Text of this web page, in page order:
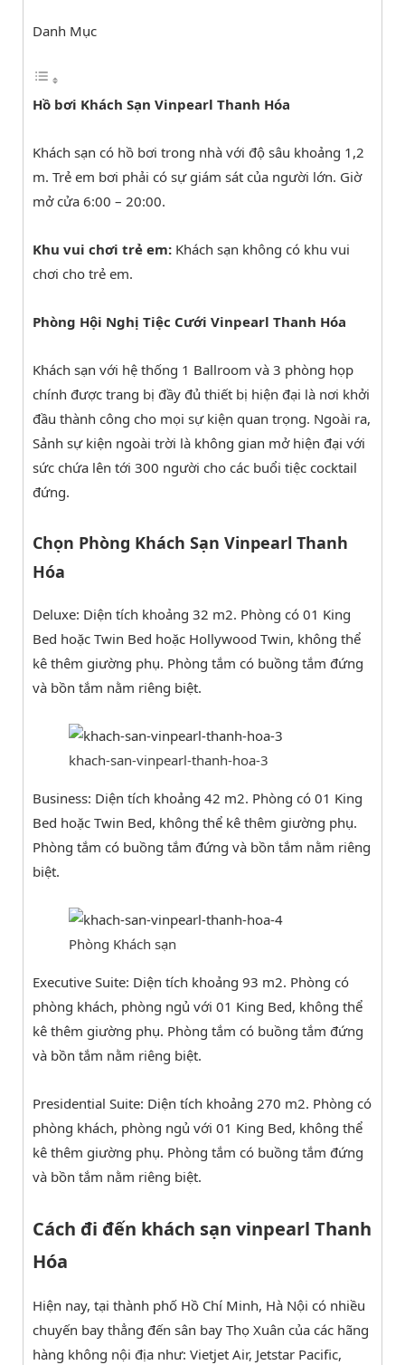
Danh Mục
Hồ bơi Khách Sạn Vinpearl Thanh Hóa
Khách sạn có hồ bơi trong nhà với độ sâu khoảng 1,2
m. Trẻ em bơi phải có sự giám sát của người lớn. Giờ
mở cửa 6:00 – 20:00.
Khu vui chơi trẻ em: Khách sạn không có khu vui
chơi cho trẻ em.
Phòng Hội Nghị Tiệc Cưới Vinpearl Thanh Hóa
Khách sạn với hệ thống 1 Ballroom và 3 phòng họp
chính được trang bị đầy đủ thiết bị hiện đại là nơi khởi
đầu thành công cho mọi sự kiện quan trọng. Ngoài ra,
Sảnh sự kiện ngoài trời là không gian mở hiện đại với
sức chứa lên tới 300 người cho các buổi tiệc cocktail
đứng.
Chọn Phòng Khách Sạn Vinpearl Thanh
Hóa
Deluxe: Diện tích khoảng 32 m2. Phòng có 01 King
Bed hoặc Twin Bed hoặc Hollywood Twin, không thể
kê thêm giường phụ. Phòng tắm có buồng tắm đứng
và bồn tắm nằm riêng biệt.
khach-san-vinpearl-thanh-hoa-3
Business: Diện tích khoảng 42 m2. Phòng có 01 King
Bed hoặc Twin Bed, không thể kê thêm giường phụ.
Phòng tắm có buồng tắm đứng và bồn tắm nằm riêng
biệt.
Phòng Khách sạn
Executive Suite: Diện tích khoảng 93 m2. Phòng có
phòng khách, phòng ngủ với 01 King Bed, không thể
kê thêm giường phụ. Phòng tắm có buồng tắm đứng
và bồn tắm nằm riêng biệt.
Presidential Suite: Diện tích khoảng 270 m2. Phòng có
phòng khách, phòng ngủ với 01 King Bed, không thể
kê thêm giường phụ. Phòng tắm có buồng tắm đứng
và bồn tắm nằm riêng biệt.
Cách đi đến khách sạn vinpearl Thanh
Hóa
Hiện nay, tại thành phố Hồ Chí Minh, Hà Nội có nhiều
chuyến bay thẳng đến sân bay Thọ Xuân của các hãng
hàng không nội địa như: Vietjet Air, Jetstar Pacific,